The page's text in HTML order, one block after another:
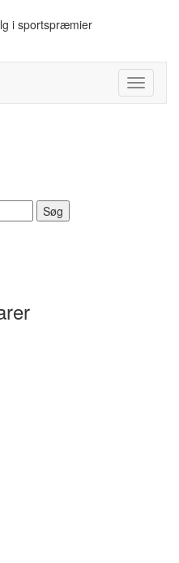
i sportspræmier
Toggle